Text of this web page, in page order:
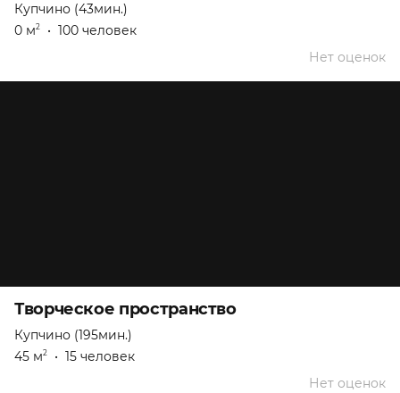
Купчино (43мин.)
0 м2 • 100 человек
Нет оценок
Творческое пространство
Купчино (195мин.)
45 м2 • 15 человек
Нет оценок